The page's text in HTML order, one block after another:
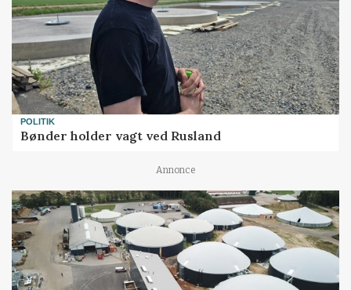
POLITIK
Bønder holder vagt ved Rusland
Annonce